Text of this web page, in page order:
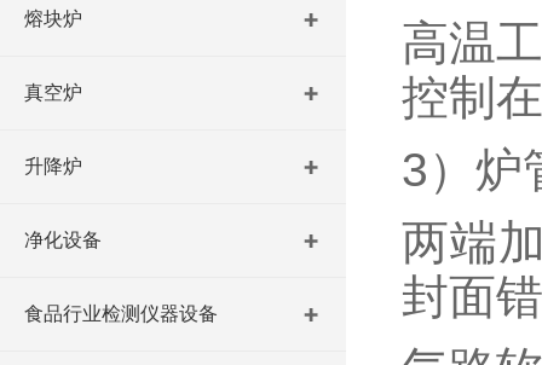
熔块炉
真空炉
升降炉
净化设备
食品行业检测仪器设备
高温
控制
3）炉
两端
封面